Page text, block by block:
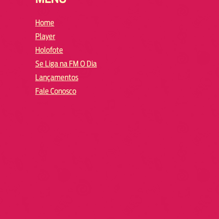
Home
Player
Holofote
Se Liga na FM O Dia
Lançamentos
Fale Conosco